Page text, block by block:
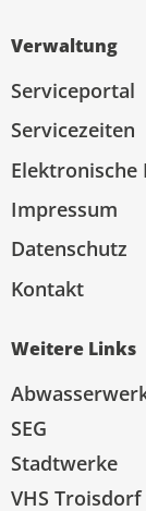
Verwaltung
Serviceportal
Servicezeiten
Impressum
Datenschutz
Kontakt
Weitere Links
SEG
Stadtwerke
VHS